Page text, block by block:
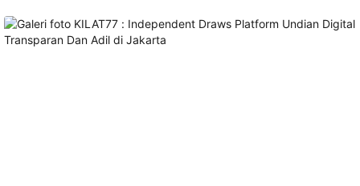
memesan,
rincian